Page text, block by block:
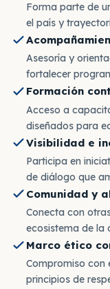
Forma parte de
el país y
Asesoría y
fortalecer
Formación
Acceso a
diseñados para
Visibilidad e
Participa en
de diálogo que
Comunidad y
Conecta con
ecosistema de la
Marco ético
Compromiso con
principios de